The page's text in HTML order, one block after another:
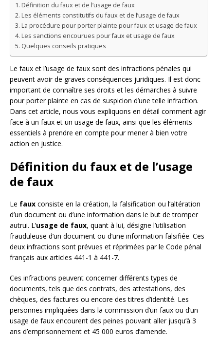
Définition du faux et de l’usage de faux
Les éléments constitutifs du faux et de l’usage de faux
La procédure pour porter plainte pour faux et usage de faux
Les sanctions encourues pour faux et usage de faux
Quelques conseils pratiques
Le faux et l’usage de faux sont des infractions pénales qui
peuvent avoir de graves conséquences juridiques. Il est donc
important de connaître ses droits et les démarches à suivre
pour porter plainte en cas de suspicion d’une telle infraction.
Dans cet article, nous vous expliquons en détail comment agir
face à un faux et un usage de faux, ainsi que les éléments
essentiels à prendre en compte pour mener à bien votre
action en justice.
Définition du faux et de l’usage
de faux
Le faux consiste en la création, la falsification ou l’altération
d’un document ou d’une information dans le but de tromper
autrui. L’usage de faux, quant à lui, désigne l’utilisation
frauduleuse d’un document ou d’une information falsifiée. Ces
deux infractions sont prévues et réprimées par le Code pénal
français aux articles 441-1 à 441-7.
Ces infractions peuvent concerner différents types de
documents, tels que des contrats, des attestations, des
chèques, des factures ou encore des titres d’identité. Les
personnes impliquées dans la commission d’un faux ou d’un
usage de faux encourent des peines pouvant aller jusqu’à 3
ans d’emprisonnement et 45 000 euros d’amende.